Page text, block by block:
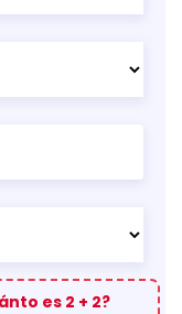
es 2 + 2?